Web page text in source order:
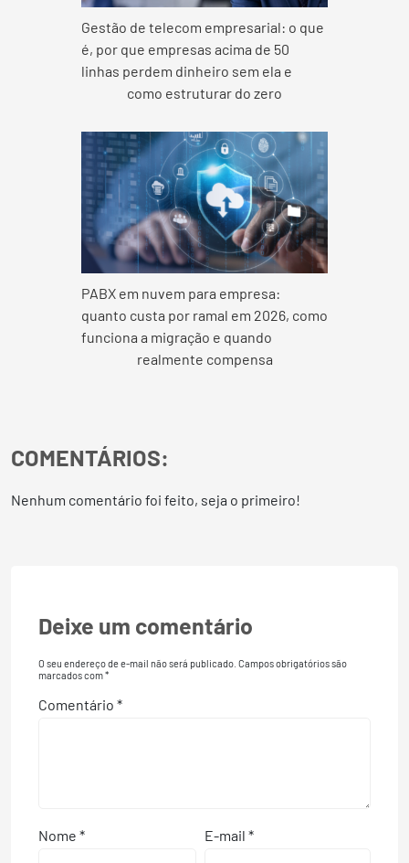
Gestão de telecom empresarial: o que
é, por que empresas acima de 50
linhas perdem dinheiro sem ela e
como estruturar do zero
PABX em nuvem para empresa:
quanto custa por ramal em 2026, como
funciona a migração e quando
realmente compensa
COMENTÁRIOS:
Nenhum comentário foi feito, seja o primeiro!
Deixe um comentário
O seu endereço de e-mail não será publicado. Campos obrigatórios são
marcados com*
Comentário *
Nome * E-mail *